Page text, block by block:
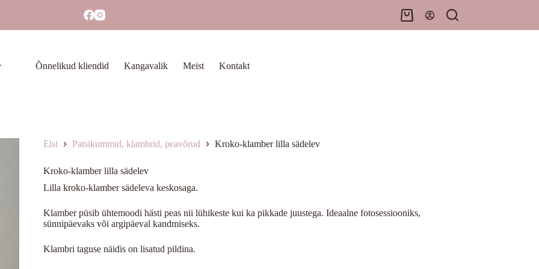
Shopping
cart
Õnnelikud kliendid Kangavalik Meist Kontakt
Elsi Patsikummid, klambrid, peavõrud Kroko-klamber lilla sädelev
Kroko-klamber lilla sädelev
Lilla kroko-klamber sädeleva keskosaga.
Klamber püsib ühtemoodi hästi peas nii lühikeste kui ka pikkade juustega. Ideaalne fotosessiooniks,
sünnipäevaks või argipäeval kandmiseks.
Klambri taguse näidis on lisatud pildina.